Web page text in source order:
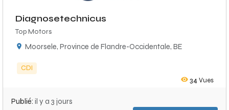
Diagnosetechnicus
Top Motors
Moorsele, Province de Flandre-Occidentale, BE
CDI
34Vues
Publié: il y a 3 jours